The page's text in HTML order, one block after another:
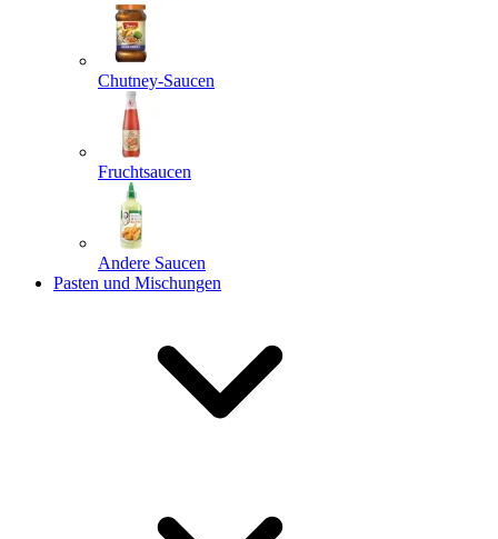
Chutney-Saucen
Fruchtsaucen
Andere Saucen
Pasten und Mischungen